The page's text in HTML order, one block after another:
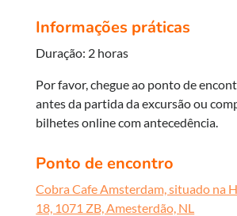
Informações práticas
Duração: 2 horas
Por favor, chegue ao ponto de
antes da partida da excursão ou
bilhetes online com antecedência.
Ponto de encontro
Cobra Cafe Amsterdam, situado na
18, 1071 ZB, Amesterdão, NL